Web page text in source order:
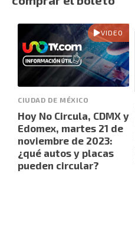
VIDEO
CIUDAD DE MÉXICO
Hoy No Circula, CDMX y
Edomex, martes 21 de
noviembre de 2023:
¿qué autos y placas
pueden circular?